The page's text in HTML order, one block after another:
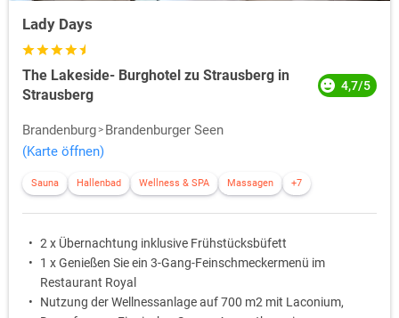
Lady Days
The Lakeside- Burghotel zu Strausberg in
Strausberg
4,7/5
Brandenburg
Brandenburger Seen
(Karte öffnen)
Sauna Hallenbad Wellness & SPA Massagen +7
2 x Übernachtung inklusive Frühstücksbüfett
1 x Genießen Sie ein 3-Gang-Feinschmeckermenü im
Restaurant Royal
Nutzung der Wellnessanlage auf 700 m2 mit Laconium,